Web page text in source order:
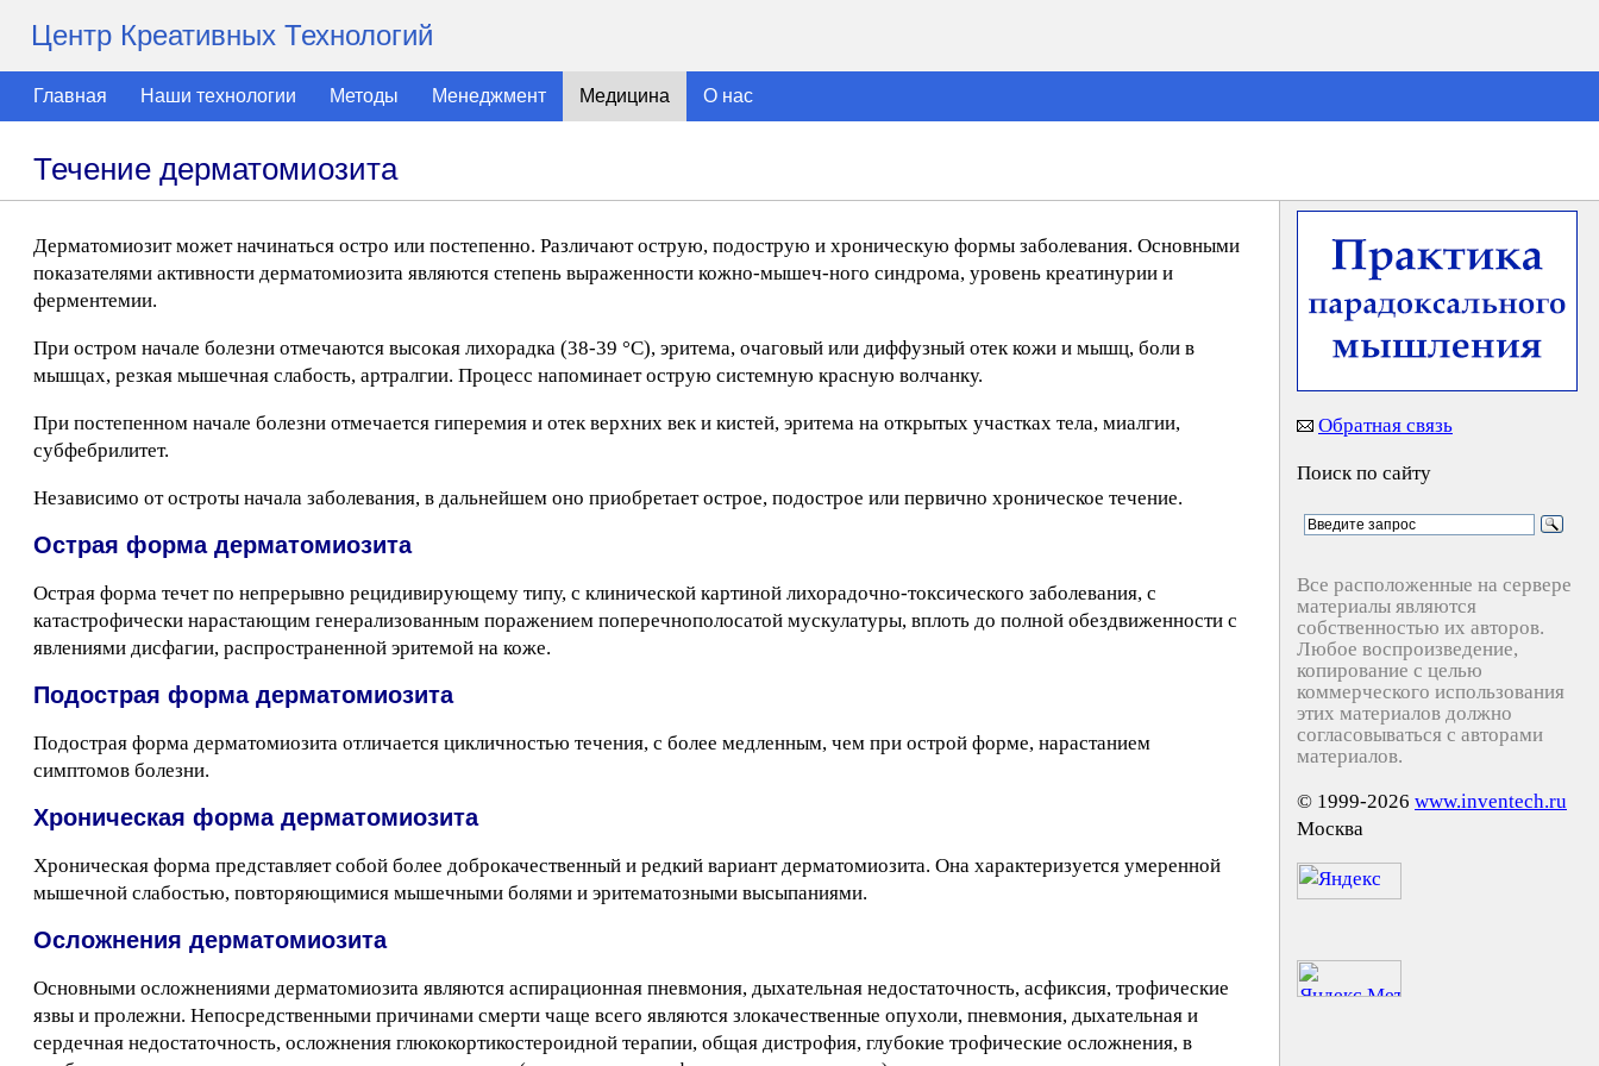
Центр Креативных Технологий
Главная Наши технологии Методы Менеджмент Медицина О нас
Течение дерматомиозита
Дерматомиозит может начинаться остро или постепенно. Различают острую, подострую и хроническую формы заболевания. Основными
показателями активности дерматомиозита являются степень выраженности кожно-мышеч-ного синдрома, уровень креатинурии и
ферментемии.
При остром начале болезни отмечаются высокая лихорадка (38-39 °С), эритема, очаговый или диффузный отек кожи и мышц, боли в
мышцах, резкая мышечная слабость, артралгии. Процесс напоминает острую системную красную волчанку.
При постепенном начале болезни отмечается гиперемия и отек верхних век и кистей, эритема на открытых участках тела, миалгии,
субфебрилитет.
Независимо от остроты начала заболевания, в дальнейшем оно приобретает острое, подострое или первично хроническое течение.
Острая форма дерматомиозита
Острая форма течет по непрерывно рецидивирующему типу, с клинической картиной лихорадочно-токсического заболевания, с
катастрофически нарастающим генерализованным поражением поперечнополосатой мускулатуры, вплоть до полной обездвиженности с
явлениями дисфагии, распространенной эритемой на коже.
Подострая форма дерматомиозита
Подострая форма дерматомиозита отличается цикличностью течения, с более медленным, чем при острой форме, нарастанием
симптомов болезни.
Хроническая форма дерматомиозита
Хроническая форма представляет собой более доброкачественный и редкий вариант дерматомиозита. Она характеризуется умеренной
мышечной слабостью, повторяющимися мышечными болями и эритематозными высыпаниями.
Осложнения дерматомиозита
Основными осложнениями дерматомиозита являются аспирационная пневмония, дыхательная недостаточность, асфиксия, трофические
язвы и пролежни. Непосредственными причинами смерти чаще всего являются злокачественные опухоли, пневмония, дыхательная и
сердечная недостаточность, осложнения глюкокортикостероидной терапии, общая дистрофия, глубокие трофические осложнения, в
Обратная связь
Поиск по сайту
Все расположенные на сервере
материалы являются
собственностью их авторов.
Любое воспроизведение,
копирование с целью
коммерческого использования
этих материалов должно
согласовываться с авторами
материалов.
© 1999-2026 www.inventech.ru
Москва